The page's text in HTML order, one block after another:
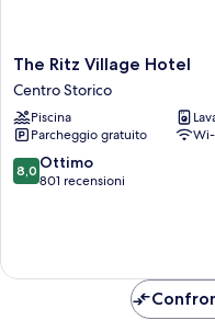
The
Ritz
Village
Hotel
Centro
Storico
The Ritz Village Hotel
Centro Storico
Piscina
Parcheggio gratuito
8.0
su
8,0 Ottimo
801 recensioni